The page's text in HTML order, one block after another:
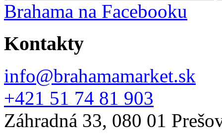
Brahama na Facebooku
Kontakty
info@brahamamarket.sk
+421 51 74 81 903
Záhradná 33, 080 01